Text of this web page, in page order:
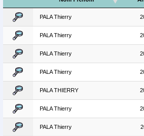
PALA Thierry
PALA Thierry
PALA Thierry
PALA Thierry
PALA THIERRY
PALA Thierry
PALA Thierry